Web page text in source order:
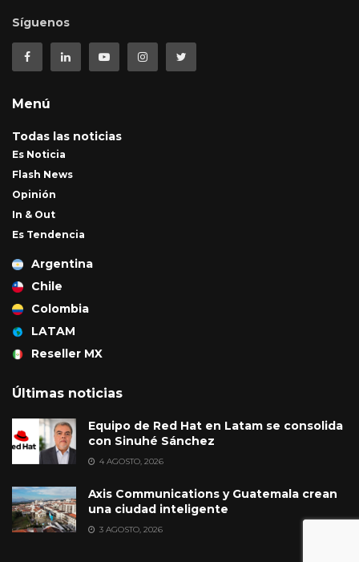
Síguenos
Menú
Todas las noticias
Es Noticia
Flash News
Opinión
In & Out
Es Tendencia
Argentina
Chile
Colombia
LATAM
Reseller MX
Últimas noticias
Equipo de Red Hat en Latam se consolida
con Sinuhé Sánchez
4 AGOSTO, 2026
Axis Communications y Guatemala crean
una ciudad inteligente
3 AGOSTO, 2026